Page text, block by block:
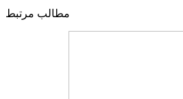
مطالب مرتبط